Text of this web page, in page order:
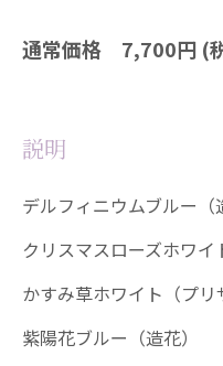
通常価格 7,700円 (
説明
デルフィニウムブルー（
クリスマスローズホワイ
かすみ草ホワイト（プリ
紫陽花ブルー（造花）